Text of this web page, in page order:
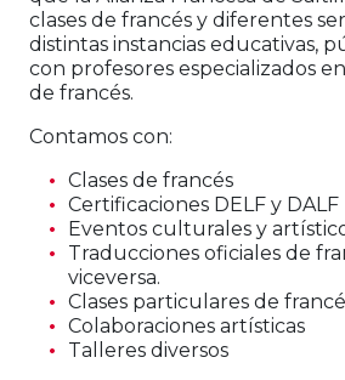
clases de francés y diferentes
distintas instancias educativas,
con profesores especializados
de francés.
Contamos con:
Clases de francés
Certificaciones DELF y DALF
Eventos culturales y
Traducciones oficiales de
viceversa.
Clases particulares de
Colaboraciones artísticas
Talleres diversos